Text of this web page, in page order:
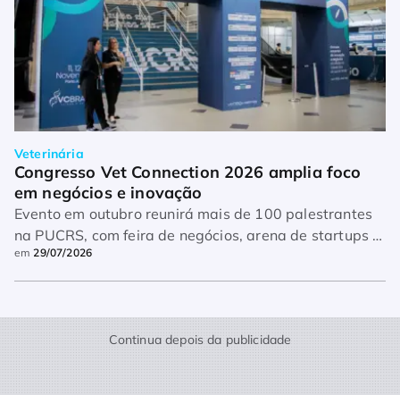
Veterinária
Congresso Vet Connection 2026 amplia foco
em negócios e inovação
Evento em outubro reunirá mais de 100 palestrantes
na PUCRS, com feira de negócios, arena de startups e
networking.
em29/07/2026
Continua depois da publicidade